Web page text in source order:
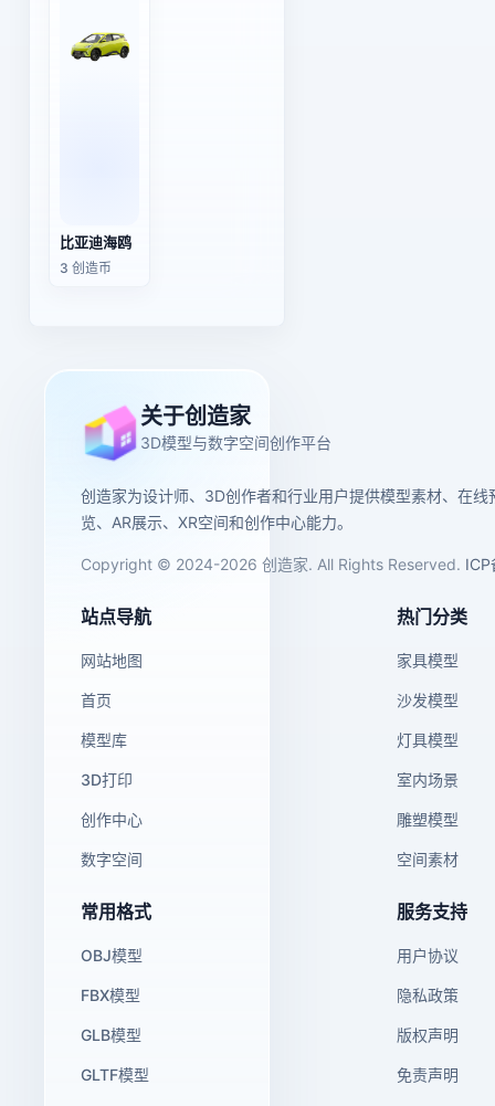
比亚迪海鸥
3 创造币
关于创造家
3D模型与数字空间创作平台
创造家为设计师、3D创作者和行业用户提供模型素材、在线
览、AR展示、XR空间和创作中心能力。
Copyright © 2024-2026 创造家. All Rights Reserved. ICP
站点导航
网站地图
首页
模型库
3D打印
创作中心
数字空间
热门分类
家具模型
沙发模型
灯具模型
室内场景
雕塑模型
空间素材
常用格式
OBJ模型
FBX模型
GLB模型
GLTF模型
服务支持
用户协议
隐私政策
版权声明
免责声明